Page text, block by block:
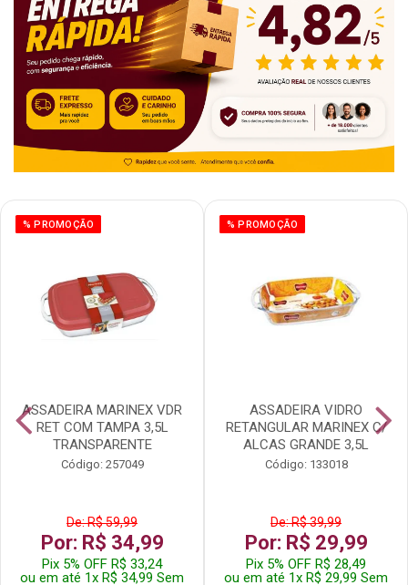
% PROMOÇÃO
ASSADEIRA MARINEX VDR
RET COM TAMPA 3,5L
TRANSPARENTE
Código: 257049
De: R$ 59,99
Por: R$ 34,99
Pix 5% OFF R$ 33,24
ou em até 1x R$ 34,99 Sem
% PROMOÇÃO
ASSADEIRA VIDRO
RETANGULAR MARINEX C/
ALCAS GRANDE 3,5L
Código: 133018
De: R$ 39,99
Por: R$ 29,99
Pix 5% OFF R$ 28,49
ou em até 1x R$ 29,99 Sem